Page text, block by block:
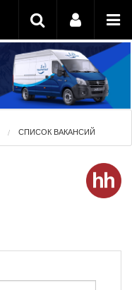
СПИСОК ВАКАНСИЙ